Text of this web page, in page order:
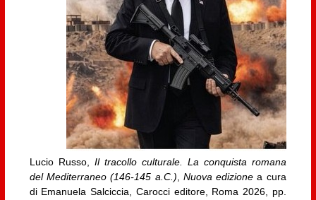
Lucio Russo, Il tracollo culturale. La conquista romana
del Mediterraneo (146-145 a.C.), Nuova edizione a cura
di Emanuela Salciccia, Carocci editore, Roma 2026, pp.